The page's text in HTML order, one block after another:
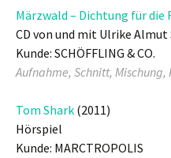
Märzwald – Dichtung für die
CD von und mit Ulrike
Kunde: SCHÖFFLING & CO.
Aufnahme, Schnitt,
Tom Shark (2011)
Hörspiel
Kunde: MARCTROPOLIS